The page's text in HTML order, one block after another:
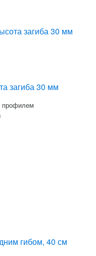
загиба 30 мм
профилем